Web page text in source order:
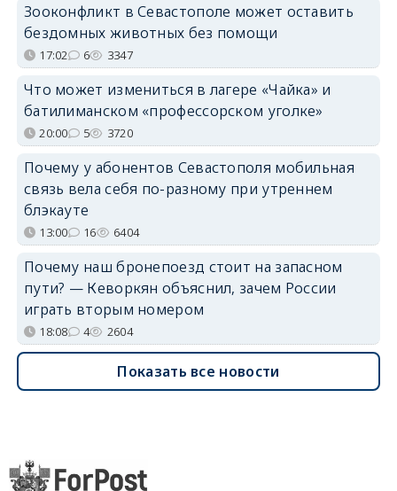
Зооконфликт в Севастополе может оставить
бездомных животных без помощи
17:02 6 3347
Что может измениться в лагере «Чайка» и
батилиманском «профессорском уголке»
20:00 5 3720
Почему у абонентов Севастополя мобильная
связь вела себя по-разному при утреннем
блэкауте
13:00 16 6404
Почему наш бронепоезд стоит на запасном
пути? — Кеворкян объяснил, зачем России
играть вторым номером
18:08 4 2604
Показать все новости